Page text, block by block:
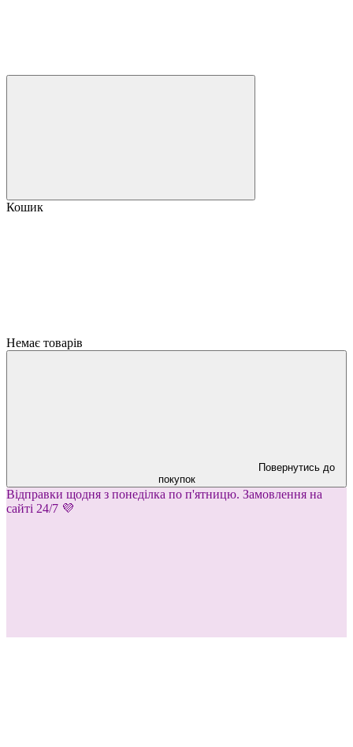
Кошик
Немає товарів
Повернутись до
покупок
Відправки щодня з понеділка по п'ятницю. Замовлення на
сайті 24/7 💜